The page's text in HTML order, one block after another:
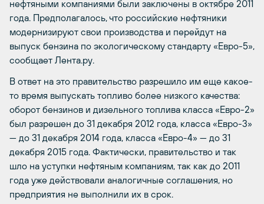
нефтяными компаниями были заключены в октябре 2011
года. Предполагалось, что российские нефтяники
модернизируют свои производства и перейдут на
выпуск бензина по экологическому стандарту «Евро-5»,
сообщает Лента.ру.
В ответ на это правительство разрешило им еще какое-
то время выпускать топливо более низкого качества:
оборот бензинов и дизельного топлива класса «Евро-2»
был разрешен до 31 декабря 2012 года, класса «Евро-3»
— до 31 декабря 2014 года, класса «Евро-4» — до 31
декабря 2015 года. Фактически, правительство и так
шло на уступки нефтяным компаниям, так как до 2011
года уже действовали аналогичные соглашения, но
предприятия не выполнили их в срок.